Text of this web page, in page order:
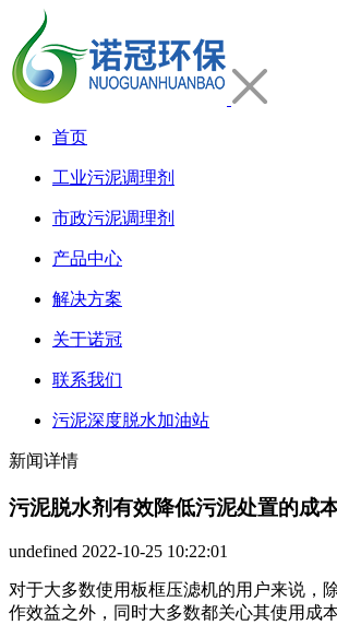
首页
工业污泥调理剂
市政污泥调理剂
产品中心
解决方案
关于诺冠
联系我们
污泥深度脱水加油站
新闻详情
污泥脱水剂有效降低污泥处置的成
undefined 2022-10-25 10:22:01
对于大多数使用板框压滤机的用户来说，
作效益之外，同时大多数都关心其使用成